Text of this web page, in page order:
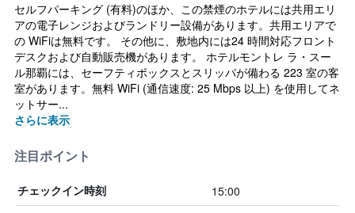
セルフパーキング (有料)のほか、この禁煙のホテルには共用エリ
アの電子レンジおよびランドリー設備があります。共用エリアで
の WiFiは無料です。 その他に、敷地内には24 時間対応フロント
デスクおよび自動販売機があります。 ホテルモントレ ラ・スー
ル那覇には、セーフティボックスとスリッパが備わる 223 室の客
室があります。無料 WiFi (通信速度: 25 Mbps 以上) を使用してネ
ットサー...
さらに表示
注目ポイント
チェックイン時刻 15:00